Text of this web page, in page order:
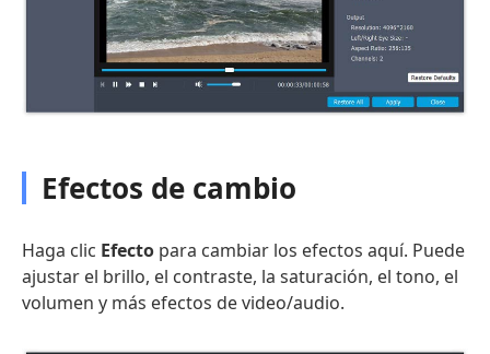
Efectos de cambio
Haga clic Efecto para cambiar los efectos aquí. Puede
ajustar el brillo, el contraste, la saturación, el tono, el
volumen y más efectos de video/audio.